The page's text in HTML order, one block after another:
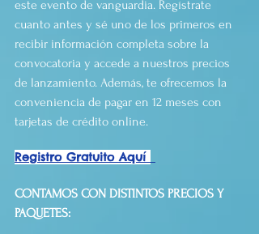
este evento de vanguardia. Regístrate
cuanto antes y sé uno de los primeros en
recibir información completa sobre la
convocatoria y accede a nuestros precios
de lanzamiento. Además, te ofrecemos la
conveniencia de pagar en 12 meses con
tarjetas de crédito online.
Registro Gratuito Aquí
CONTAMOS CON DISTINTOS PRECIOS Y
PAQUETES: